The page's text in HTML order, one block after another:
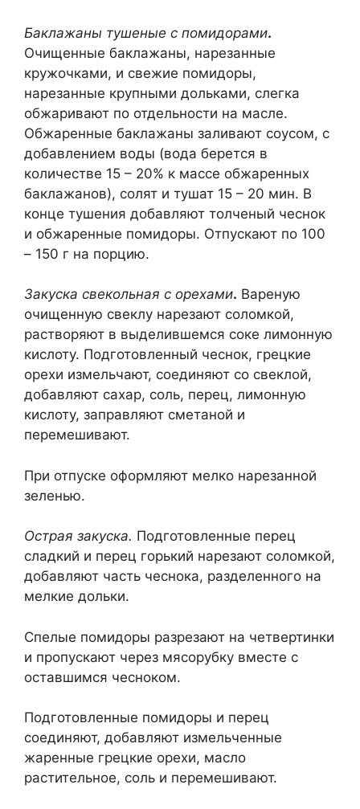
Баклажаны тушеные с помидорами.
Очищенные баклажаны, нарезанные
кружочками, и свежие помидоры,
нарезанные крупными дольками, слегка
обжаривают по отдельности на масле.
Обжаренные баклажаны заливают соусом, с
добавлением воды (вода берется в
количестве 15 – 20% к массе обжаренных
баклажанов), солят и тушат 15 – 20 мин. В
конце тушения добавляют толченый чеснок
и обжаренные помидоры. Отпускают по 100
– 150 г на порцию.
Закуска свекольная с орехами. Вареную
очищенную свеклу нарезают соломкой,
растворяют в выделившемся соке лимонную
кислоту. Подготовленный чеснок, грецкие
орехи измельчают, соединяют со свеклой,
добавляют сахар, соль, перец, лимонную
кислоту, заправляют сметаной и
перемешивают.
При отпуске оформляют мелко нарезанной
зеленью.
Острая закуска. Подготовленные перец
сладкий и перец горький нарезают соломкой,
добавляют часть чеснока, разделенного на
мелкие дольки.
Спелые помидоры разрезают на четвертинки
и пропускают через мясорубку вместе с
оставшимся чесноком.
Подготовленные помидоры и перец
соединяют, добавляют измельченные
жаренные грецкие орехи, масло
растительное, соль и перемешивают.